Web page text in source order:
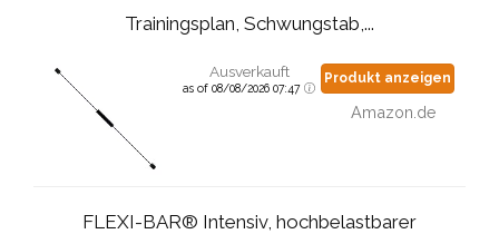
Trainingsplan, Schwungstab,...
Ausverkauft
as of 08/08/2026 07:47
Produkt anzeigen
Amazon.de
FLEXI-BAR® Intensiv, hochbelastbarer